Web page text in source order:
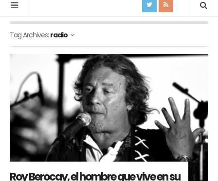
Tag Archives: radio
Roy Berocay, el hombre que vive en su